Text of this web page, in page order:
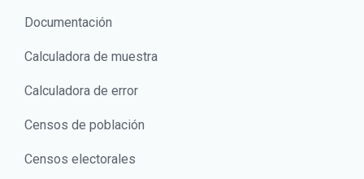
Documentación
Calculadora de muestra
Calculadora de error
Censos de población
Censos electorales